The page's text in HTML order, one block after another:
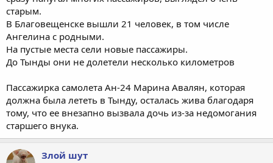
старым.
В Благовещенске вышли 21 человек, в том числе
Ангелина с родными.
На пустые места сели новые пассажиры.
До Тынды они не долетели несколько километров
Пассажирка самолета Ан-24 Марина Авалян, которая
должна была лететь в Тынду, осталась жива благодаря
тому, что ее внезапно вызвала дочь из-за недомогания
старшего внука.
Злой шут